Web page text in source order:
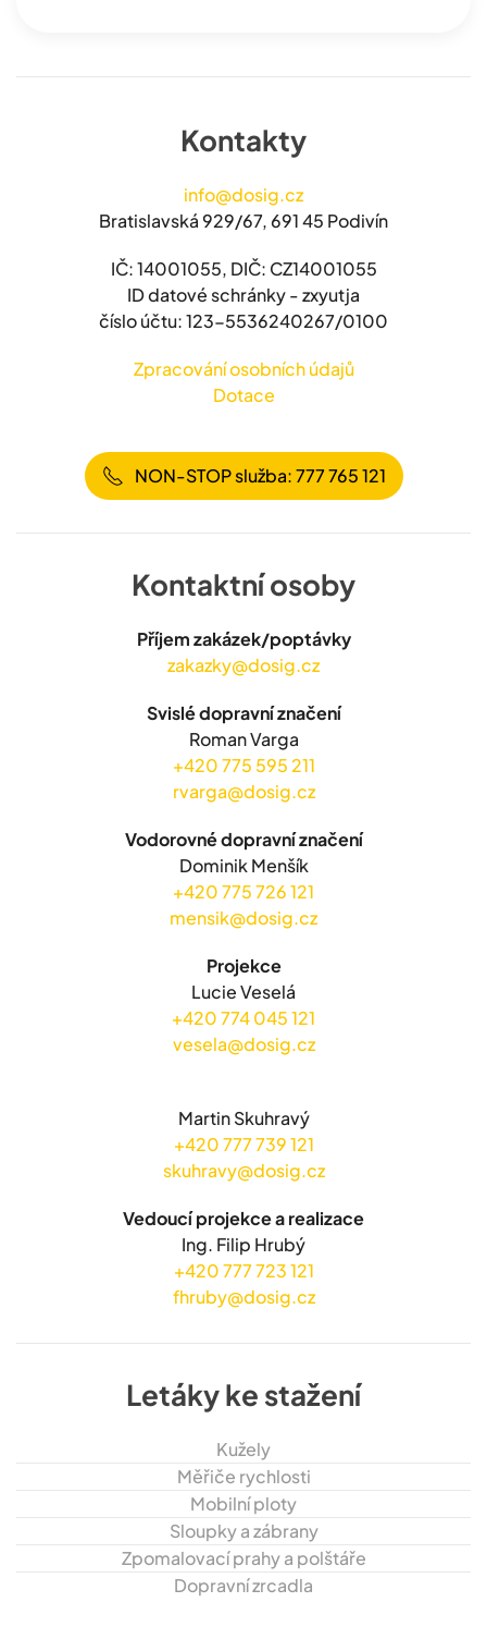
Kontakty
info@dosig.cz
Bratislavská 929/67, 691 45 Podivín
IČ: 14001055, DIČ: CZ14001055
ID datové schránky - zxyutja
číslo účtu: 123-5536240267/0100
Zpracování osobních údajů
Dotace
NON-STOP služba: 777 765 121
Kontaktní osoby
Příjem zakázek/poptávky
zakazky@dosig.cz
Svislé dopravní značení
Roman Varga
+420 775 595 211
rvarga@dosig.cz
Vodorovné dopravní značení
Dominik Menšík
+420 775 726 121
mensik@dosig.cz
Projekce
Lucie Veselá
+420 774 045 121
vesela@dosig.cz
Martin Skuhravý
+420 777 739 121
skuhravy@dosig.cz
Vedoucí projekce a realizace
Ing. Filip Hrubý
+420 777 723 121
fhruby@dosig.cz
Letáky ke stažení
Kužely
Měřiče rychlosti
Mobilní ploty
Sloupky a zábrany
Zpomalovací prahy a polštáře
Dopravní zrcadla